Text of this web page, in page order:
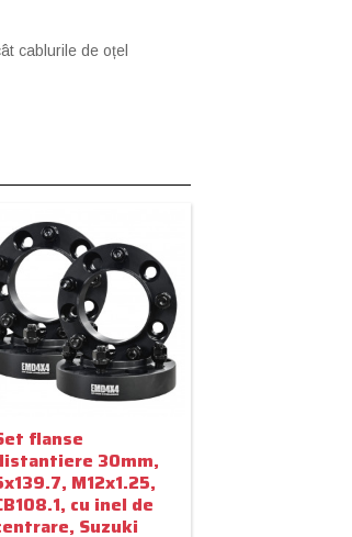
cablurile de oțel
flanse
30mm,
M12x1.25,
cu inel de
Suzuki